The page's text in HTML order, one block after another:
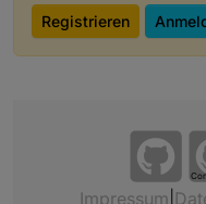
Registrieren
Impressum